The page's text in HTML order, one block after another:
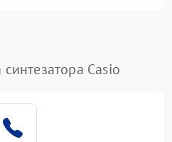
Casio